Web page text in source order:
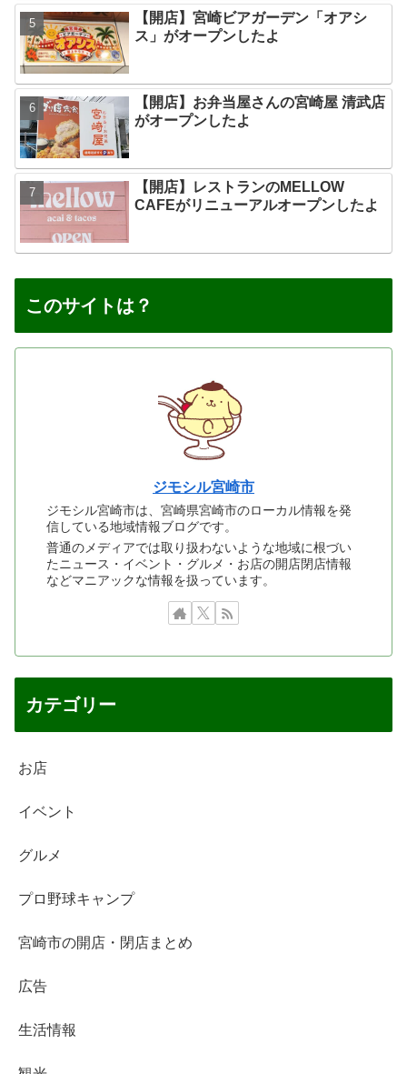
【開店】宮崎ビアガーデン「オアシ
ス」がオープンしたよ
【開店】お弁当屋さんの宮崎屋 清武店
がオープンしたよ
【開店】レストランのMELLOW
CAFEがリニューアルオープンしたよ
このサイトは？
ジモシル宮崎市
ジモシル宮崎市は、宮崎県宮崎市のローカル情報を発
信している地域情報ブログです。
普通のメディアでは取り扱わないような地域に根づい
たニュース・イベント・グルメ・お店の開店閉店情報
などマニアックな情報を扱っています。
カテゴリー
お店
イベント
グルメ
プロ野球キャンプ
宮崎市の開店・閉店まとめ
広告
生活情報